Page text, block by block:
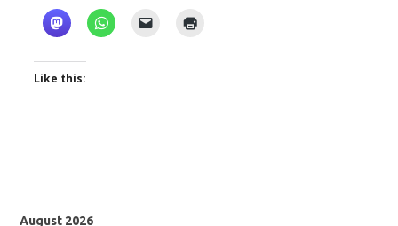
Like this:
August 2026